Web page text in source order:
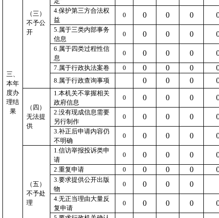
三、
本年
度办
理结
果
（三）
不予公
开
4. 保护第三方合法权
益
0 0 0 0
5. 属于三类内部事务
信息
0 0 0 0
6. 属于四类过程性信
息
0 0 0 0
7. 属于行政执法案卷 0 0 0 0
8. 属于行政查询事项 0 0 0
（四）
无法提
供
1. 本机关不掌握相关
政府信息
0 0 0 0
2. 没有现成信息需要
另行制作
0 0 0 0
3. 补正后申请内容仍
不明确
0 0 0 0
（五）
不予处
理
1. 信访举报投诉类申
请
0 0 0 0
2. 重复申请 0 0 0 0
3. 要求提供公开出版
物
0 0 0 0
4. 无正当理由大量反
复申请
0 0 0 0